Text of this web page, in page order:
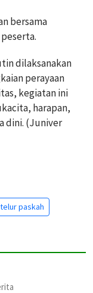
bersama
dilaksanakan
perayaan
kegiatan ini
harapan,
dini. (Juniver
telur paskah